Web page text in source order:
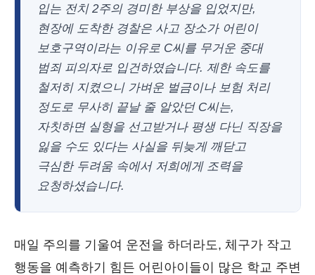
입는 전치 2주의 경미한 부상을 입었지만,
현장에 도착한 경찰은 사고 장소가 어린이
보호구역이라는 이유로 C씨를 무거운 중대
범죄 피의자로 입건하였습니다. 제한 속도를
철저히 지켰으니 가벼운 벌금이나 보험 처리
정도로 무사히 끝날 줄 알았던 C씨는,
자칫하면 실형을 선고받거나 평생 다닌 직장을
잃을 수도 있다는 사실을 뒤늦게 깨닫고
극심한 두려움 속에서 저희에게 조력을
요청하셨습니다.
매일 주의를 기울여 운전을 하더라도, 체구가 작고
행동을 예측하기 힘든 어린아이들이 많은 학교 주변